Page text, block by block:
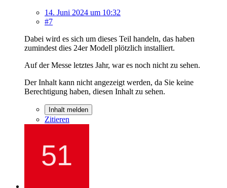
14. Juni 2024 um 10:32
#7
Dabei wird es sich um dieses Teil handeln, das haben
zumindest dies 24er Modell plötzlich installiert.
Auf der Messe letztes Jahr, war es noch nicht zu sehen.
Der Inhalt kann nicht angezeigt werden, da Sie keine
Berechtigung haben, diesen Inhalt zu sehen.
Inhalt melden
Zitieren